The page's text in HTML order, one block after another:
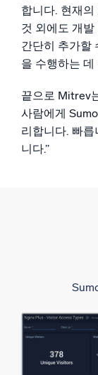
합니다. 현재
것 외에도 개
간단히 추가할
을 수행하는
끝으로 Mitrev
사람에게
리합니다. 빠
니다.”